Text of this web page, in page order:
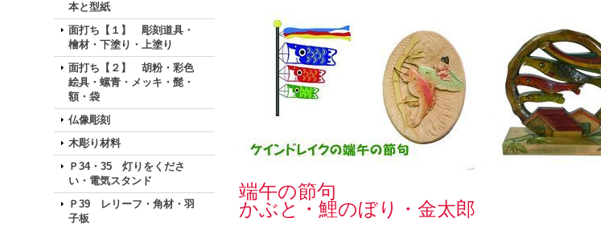
本と型紙
面打ち【１】 彫刻道具・
檜材・下塗り・上塗り
面打ち【２】 胡粉・彩色
絵具・螺青・メッキ・髭・
額・袋
仏像彫刻
木彫り材料
Ｐ34・35 灯りをくださ
い・電気スタンド
Ｐ39 レリーフ・角材・羽
子板
端午の節句
かぶと・鯉のぼり・金太郎